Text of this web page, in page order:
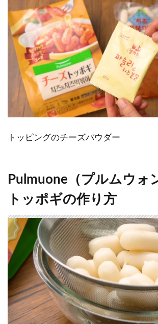
トッピングのチーズパウダー
Pulmuone（プルムウォ
トッポギの作り方